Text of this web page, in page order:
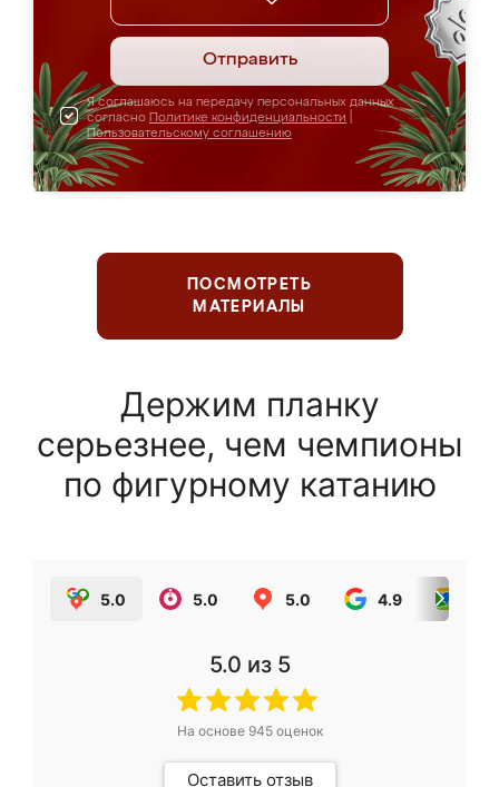
Отправить
Я соглашаюсь на передачу персональных данных
согласно Политике конфиденциальности
Пользовательскому соглашению
ПОСМОТРЕТЬ
МАТЕРИАЛЫ
Держим планку
серьезнее, чем чемпионы
по фигурному катанию
5.0 5.0 5.0 4.9
5.0 из 5
На основе 945оценок
Оставить отзыв